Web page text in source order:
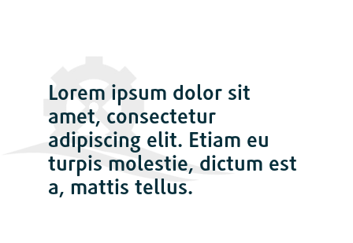
Lorem ipsum dolor sit
amet, consectetur
adipiscing elit. Etiam eu
turpis molestie, dictum est
a, mattis tellus.